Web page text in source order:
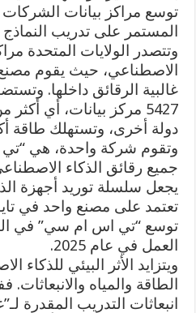
توسع مراكز بيانات الشركات
المستمر على تدريب النماذج
وتتصدر الولايات المتحدة
الاصطناعي، حيث يقوم مصنع
غالبية الرقائق داخلها.
5427 مركز بيانات، أي
دولة أخرى، وتستهلك طاقة
وتقوم شركة واحدة، هي
جميع رقائق الذكاء
يجعل سلسلة توريد أجهزة
تعتمد على مصنع واحد في
توسع “تي اس ام سي” في
العمل في عام 2025.
ويتزايد الأثر البيئي